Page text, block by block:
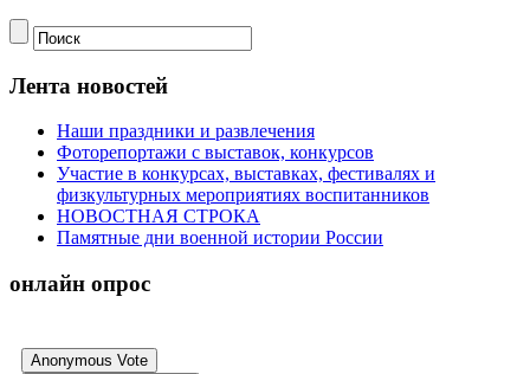
Лента новостей
Наши праздники и развлечения
Фоторепортажи с выставок, конкурсов
Участие в конкурсах, выставках, фестивалях и
физкультурных мероприятиях воспитанников
НОВОСТНАЯ СТРОКА
Памятные дни военной истории России
онлайн опрос
Anonymous Vote